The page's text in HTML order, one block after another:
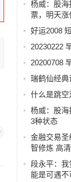
杨威：股
票，明天涨
好运2008
20230222
20200708
瑞鹤仙经典
什么是跳空
杨威：股海
3种状态
金融交易圣
智修炼 高
段永平：
能是可遇